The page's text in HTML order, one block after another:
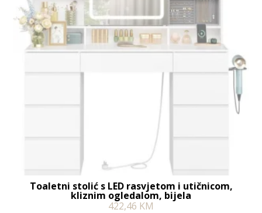
Toaletni stolić s LED rasvjetom i utičnicom,
kliznim ogledalom, bijela
422,46 KM